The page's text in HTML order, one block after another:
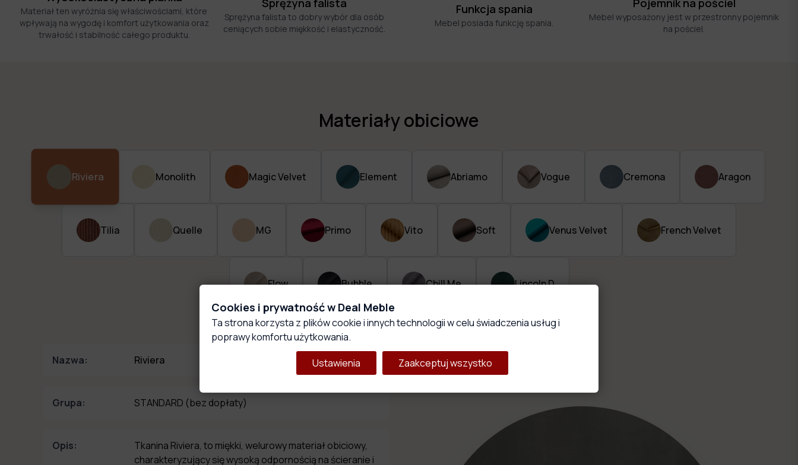
Materiał ten wyróżnia się właściwościami, które
wpływają na wygodę i komfort użytkowania oraz
trwałość i stabilność całego produktu.
Sprężyna falista to dobry wybór dla osób
ceniących sobie miękkość i elastyczność.
Funkcja spania
Mebel posiada funkcję spania.
Mebel wyposażony jest w przestronny pojemnik
na pościel.
Materiały obiciowe
Riviera Monolith Magic Velvet Element Abriamo Vogue Cremona Aragon
Tilia Quelle MG Primo Vito Soft Venus Velvet French Velvet
Flow Bubble Chill Me Lincoln D
Nazwa: Riviera
Grupa: STANDARD (bez dopłaty)
Opis:
Tkanina Riviera, to miękki, welurowy materiał obiciowy,
charakteryzujący się wysoką odpornością na ścieranie i
Cookies i prywatność w Deal Meble
Ta strona korzysta z plików cookie i innych technologii w celu świadczenia usług i
poprawy komfortu użytkowania.
Ustawienia
Zaakceptuj wszystko